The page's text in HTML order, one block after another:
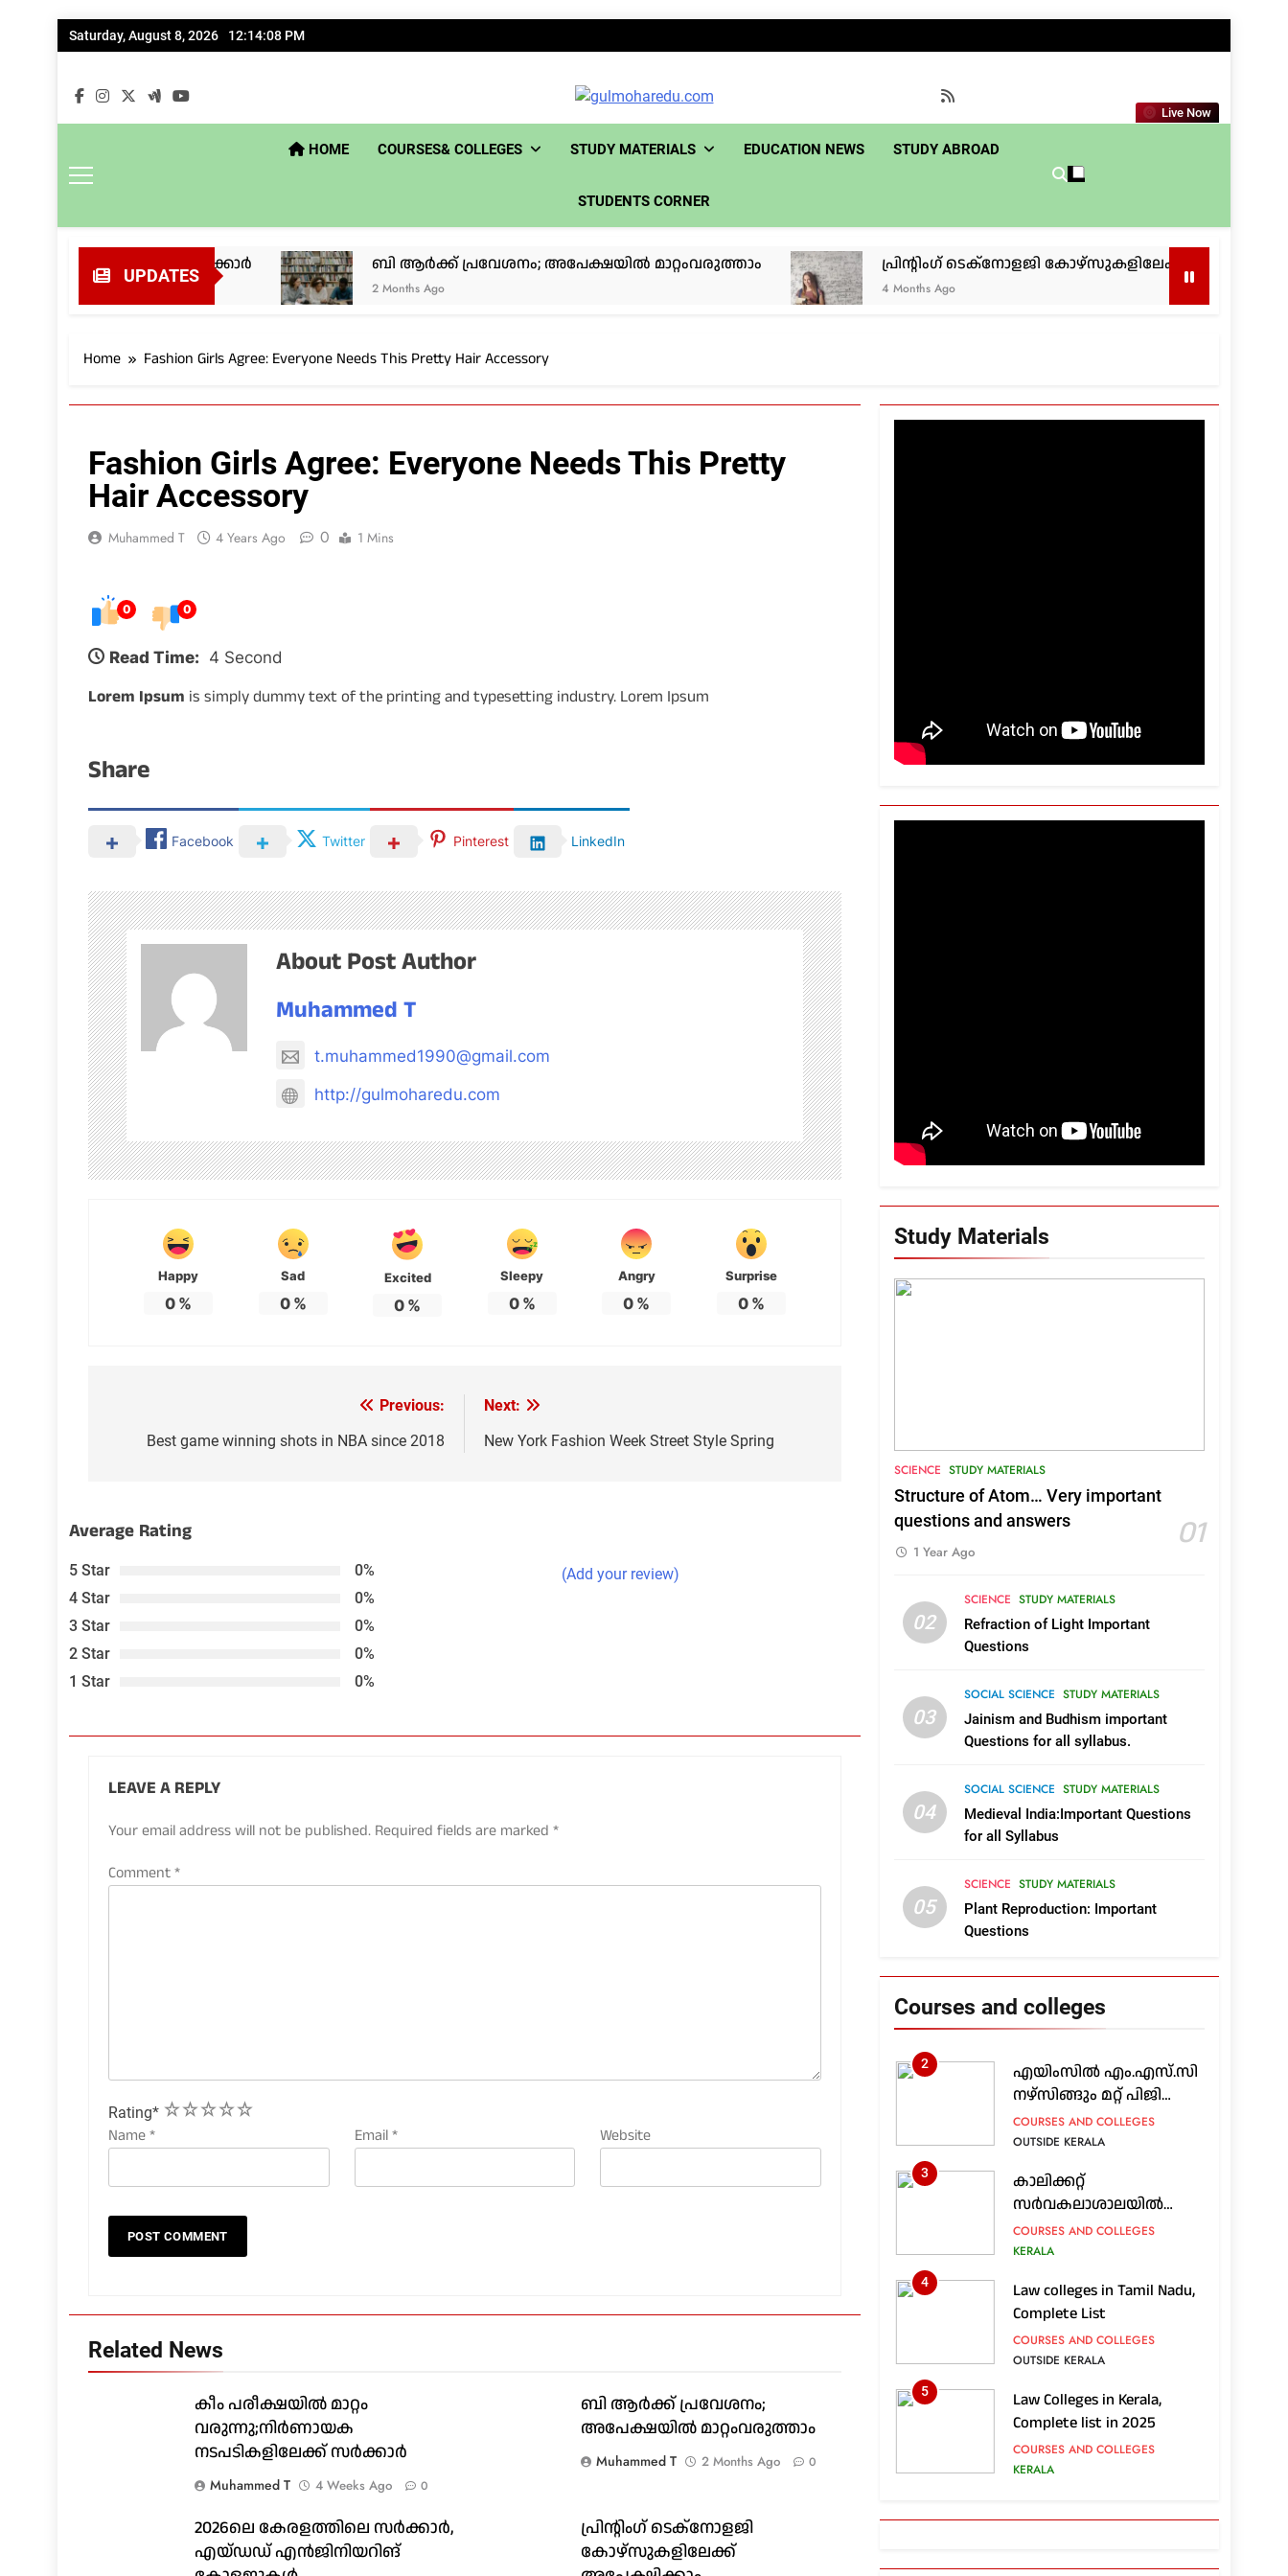
Skip
to
Saturday, August 8, 2026 12:14:09 PM
Live Now
HOME COURSES& COLLEGES STUDY MATERIALS EDUCATION NEWS STUDY ABROAD
STUDENTS CORNER
UPDATES
സർക്കാർ ബി ആർക്ക് പ്രവേശനം; അപേക്ഷയിൽ മാറ്റംവരുത്താം
2 Months Ago
പ്രിൻ്റിംഗ് ടെക്നോളജി കോഴ്സുകളിലേക്ക് അപേക്ഷിക്കാം
4 Months Ago
Home Fashion Girls Agree: Everyone Needs This Pretty Hair Accessory
Fashion Girls Agree: Everyone Needs This Pretty
Hair Accessory
Muhammed T 4 Years Ago 0 1 Mins
0 0
Read Time: 4 Second
Lorem Ipsum is simply dummy text of the printing and typesetting industry. Lorem Ipsum
Share
Facebook Twitter Pinterest LinkedIn
About Post Author
Muhammed T
t.muhammed1990@gmail.com
http://gulmoharedu.com
Happy
0 %
Sad
0%
Excited
0 %
Sleepy
0%
Angry
0 %
Surprise
0%
navigation
Previous:
Best game winning shots in NBA since 2018
Next:
New York Fashion Week Street Style Spring
Average Rating
5 Star
0%
4 Star
0%
3 Star
0%
2 Star
0%
1 Star
0%
(Add your review)
LEAVE A REPLY
Your email address will not be published. Required fields are marked *
Comment*
Rating* 5
4
3
2
1
Name* Email* Website
Related News
കീം പരീക്ഷയിൽ മാറ്റം
വരുന്നു;നിർണായക
നടപടികളിലേക്ക് സർക്കാർ
Muhammed T 4 Weeks Ago 0
ബി ആർക്ക് പ്രവേശനം;
അപേക്ഷയിൽ മാറ്റംവരുത്താം
Muhammed T 2 Months Ago 0
2026ലെ കേരളത്തിലെ സർക്കാർ,
എയ്ഡഡ് എൻജിനിയറിങ്
പ്രിൻ്റിംഗ് ടെക്നോളജി
കോഴ്സുകളിലേക്ക്
Study Materials
SCIENCE STUDY MATERIALS
Structure of Atom… Very important
questions and answers
01
1 Year Ago
02
SCIENCE STUDY MATERIALS
Refraction of Light Important
Questions
03
SOCIAL SCIENCE STUDY MATERIALS
Jainism and Budhism important
Questions for all syllabus.
04
SOCIAL SCIENCE STUDY MATERIALS
Medieval India:Important Questions
for all Syllabus
05
SCIENCE STUDY MATERIALS
Plant Reproduction: Important
Questions
Courses and colleges
16
B.Sc. Dialysis Technology
Colleges and Seats in Kerala
KERALA
17
B.Sc Medical Laboratory
Technology (BSc MLT)
KERALA
18
List of Aided &
Colleges in Kerala with
Course and College Details
COURSES AND COLLEGES
KERALA
Engineering Colleges in
Kerala
COURSES AND COLLEGES
എൻജിനിയറിങ്
കോളജുകൾ
COURSES AND COLLEGES
KERALA
2
എയിംസിൽ എം.എസ്‌.സി
നഴ്സിങ്ങും മറ്റ് പിജി
പ്രോഗ്രാമുകളും;
അപേക്ഷ 24 വരെ
COURSES AND COLLEGES
OUTSIDE KERALA
3
കാലിക്കറ്റ്
സർവകലാശാലയിൽ
പിജി, ഇന്റഗ്രേറ്റഡ് പിജി:
അറിയേണ്ടതെല്ലാം
COURSES AND COLLEGES
KERALA
4
Law colleges in Tamil Nadu,
Complete List
COURSES AND COLLEGES
OUTSIDE KERALA
5
Law Colleges in Kerala,
Complete list in 2025
COURSES AND COLLEGES
KERALA